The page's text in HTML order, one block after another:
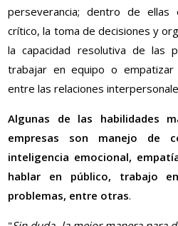
perseverancia; dentro de ellas
crítico, la toma de decisiones y
la capacidad resolutiva de las
trabajar en equipo o
entre las relaciones
Algunas de las habilidades
empresas son manejo de
inteligencia emocional,
hablar en público, trabajo
problemas, entre otras.